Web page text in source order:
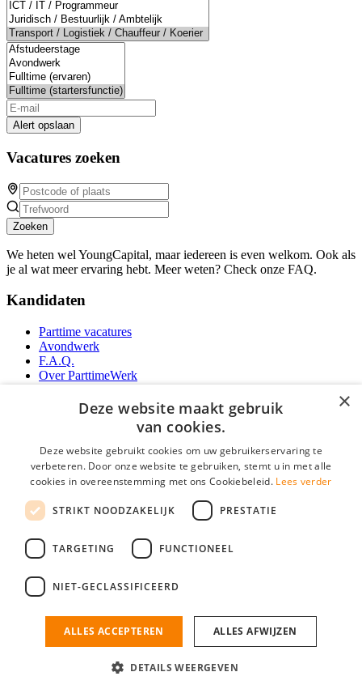
Alert opslaan
Vacatures zoeken
Zoeken
We heten wel YoungCapital, maar iedereen is even welkom. Ook als
je al wat meer ervaring hebt. Meer weten? Check onze FAQ.
Kandidaten
Parttime vacatures
Avondwerk
F.A.Q.
Over ParttimeWerk
YoungCapital Android App
Parttime personeel
Vacature aanmelden
Partners
Social
ParttimeWerk.nl is onderdeel van YoungCapital • © 2026 • KvK nr: 34199416 •
×
Deze website maakt gebruik
van cookies.
Deze website gebruikt cookies om uw gebruikerservaring te
verbeteren. Door onze website te gebruiken, stemt u in met alle
cookies in overeenstemming met ons Cookiebeleid. Lees verder
STRIKT NOODZAKELIJK PRESTATIE
TARGETING FUNCTIONEEL
NIET-GECLASSIFICEERD
ALLES ACCEPTEREN ALLES AFWIJZEN
DETAILS WEERGEVEN